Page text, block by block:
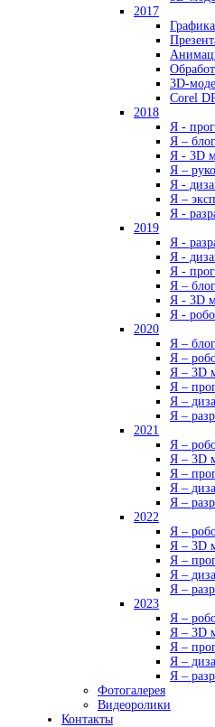
2017
3D-
Corel
2018
Я -
Я –
Я - 3D
Я –
Я -
Я –
Я -
2019
Я -
Я -
Я -
Я –
Я - 3D
Я -
2020
Я –
Я –
Я – 3D
Я –
Я –
Я –
2021
Я –
Я – 3D
Я –
Я –
Я –
2022
Я –
Я – 3D
Я –
Я –
Я –
2023
Я –
Я – 3D
Я –
Я –
Я –
Фотогалерея
Видеоролики
Контакты